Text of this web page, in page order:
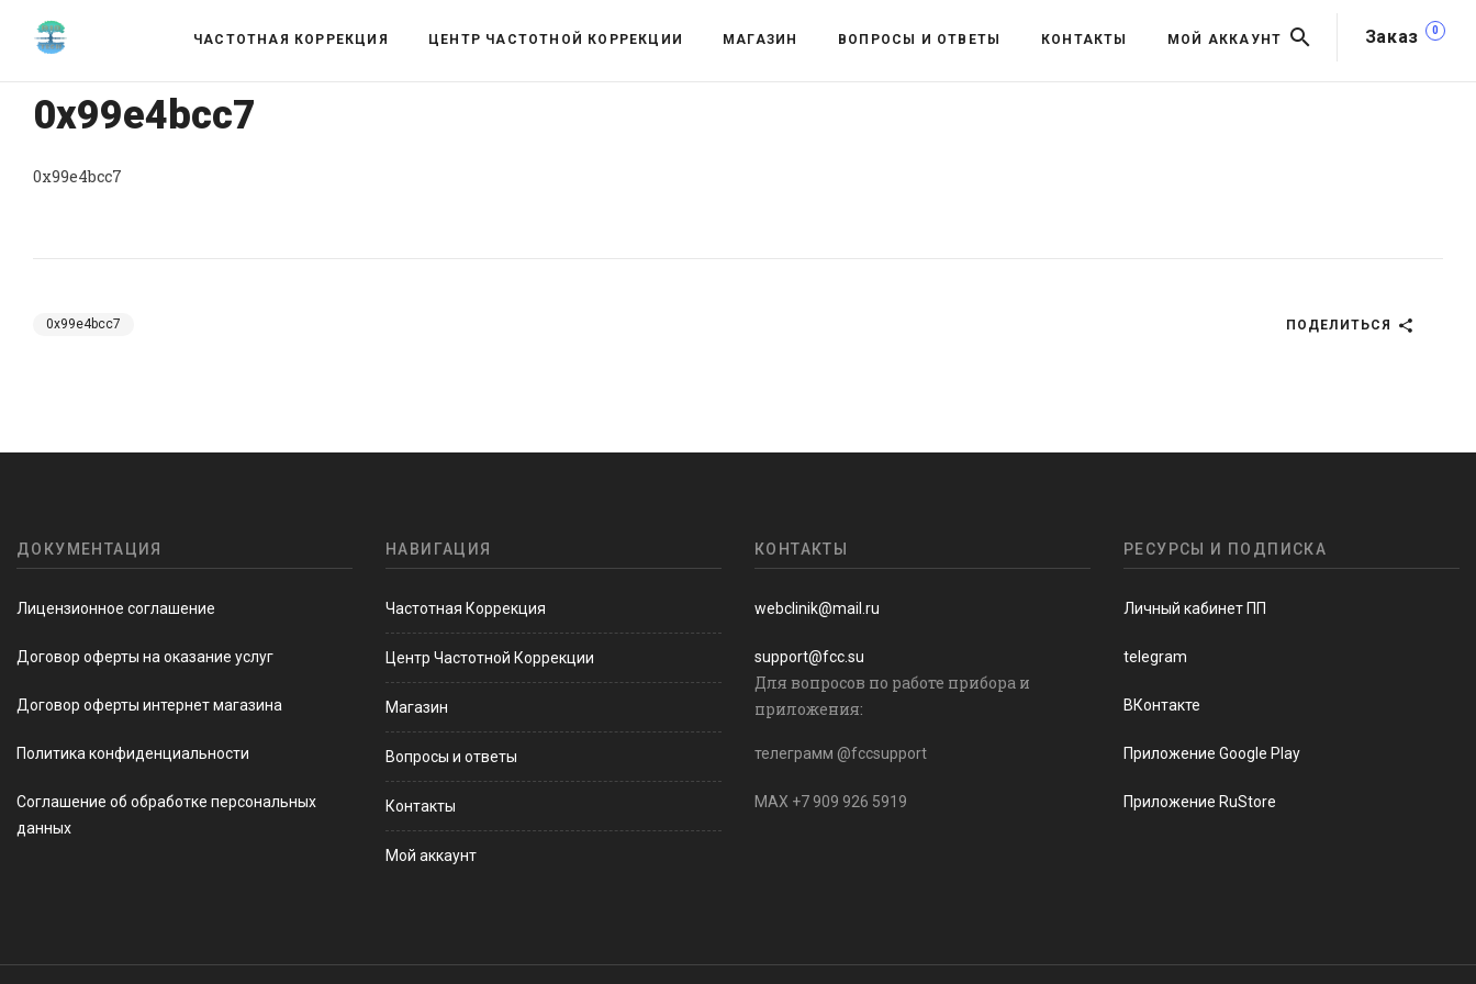
Заказ 0
ЧАСТОТНАЯ КОРРЕКЦИЯ ЦЕНТР ЧАСТОТНОЙ КОРРЕКЦИИ МАГАЗИН ВОПРОСЫ И ОТВЕТЫ КОНТАКТЫ МОЙ АККАУНТ
0x99e4bcc7
0x99e4bcc7
0x99e4bcc7 ПОДЕЛИТЬСЯ
ДОКУМЕНТАЦИЯ
Лицензионное соглашение
Договор оферты на оказание услуг
Договор оферты интернет магазина
Политика конфиденциальности
Соглашение об обработке персональных
данных
НАВИГАЦИЯ
Частотная Коррекция
Центр Частотной Коррекции
Магазин
Вопросы и ответы
Контакты
Мой аккаунт
КОНТАКТЫ
webclinik@mail.ru
support@fcc.su
Для вопросов по работе прибора и
приложения:
телеграмм @fccsupport
MAX +7 909 926 5919
РЕСУРСЫ И ПОДПИСКА
Личный кабинет ПП
telegram
ВКонтакте
Приложение Google Play
Приложение RuStore